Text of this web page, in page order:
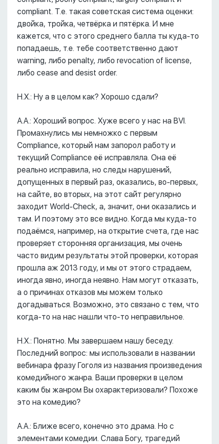
compliant. Т.е. такая советская система оценки:
двойка, тройка, четвёрка и пятёрка. И мне
кажется, что с этого среднего балла ты куда-то
попадаешь, т.е. тебе соответственно дают
warning, либо penalty, либо revocation of license,
либо сease and desist order.
Н.Х.: Ну а в целом как? Хорошо сдали?
А.А.: Хороший вопрос. Хуже всего у нас на BVI.
Промахнулись мы немножко с первым
Compliance, который нам запорол работу и
текущий Compliance её исправляла. Она её
реально исправила, но следы нарушений,
допущенных в первый раз, оказались, во-первых,
на сайте, во вторых, на этот сайт регулярно
заходит World-Check, а, значит, они оказались и
там. И поэтому это все видно. Когда мы куда-то
подаёмся, например, на открытие счета, где нас
проверяет сторонняя организация, мы очень
часто видим результаты этой проверки, которая
прошла аж 2013 году, и мы от этого страдаем,
иногда явно, иногда неявно. Нам могут отказать,
а о причинах отказов мы можем только
догадываться. Возможно, это связано с тем, что
когда-то на нас нашли что-то неправильное.
Н.Х.: Понятно. Мы завершаем нашу беседу.
Последний вопрос: мы использовали в названии
вебинара фразу Гоголя из названия произведения
комедийного жанра. Ваши проверки в целом
каким бы жанром Вы охарактеризовали? Похоже
это на комедию?
А.А.: Ближе всего, конечно это драма. Но с
элементами комедии. Слава Богу, трагедий